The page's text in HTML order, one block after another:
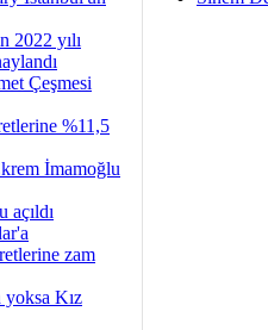
2022 yılı
Çeşmesi
%11,5
İmamoğlu
zam
Kız